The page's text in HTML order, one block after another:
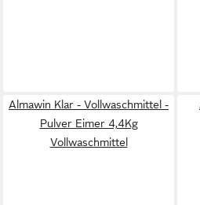
Almawin Klar - Vollwaschmittel -
Pulver Eimer 4,4Kg
Vollwaschmittel